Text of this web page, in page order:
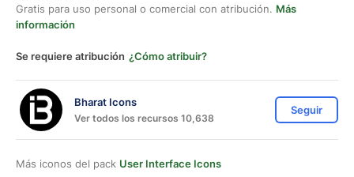
Gratis para uso personal o comercial con atribución. Más
información
Se requiere atribución ¿Cómo atribuir?
Bharat Icons
Ver todos los recursos 10,638
Seguir
Más iconos del pack User Interface Icons